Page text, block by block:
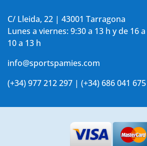
C/ Lleida, 22 | 43001 Tarragona
Lunes a viernes: 9:30 a 13 h y de 16
10 a 13 h
info@sportspamies.com
(+34) 977 212 297 | (+34) 686 041 675